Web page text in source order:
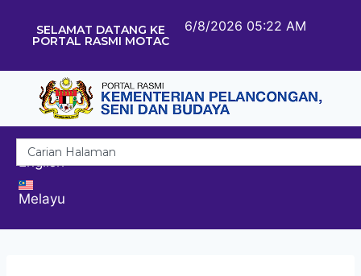
SELAMAT DATANG KE
PORTAL RASMI MOTAC
6/8/2026 05:22 AM
English
Melayu